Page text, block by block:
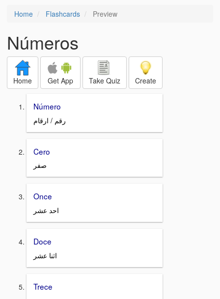
Home Flashcards Preview
Números
Home Get App Take Quiz Create
Número
رقم / ارقام
Cero
صفر
Once
احد عشر
Doce
اثنا عشر
Trece